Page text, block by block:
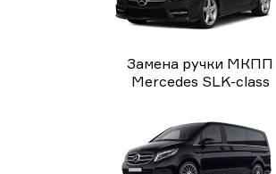
Замена ручки МКПП
Mercedes SLK-class